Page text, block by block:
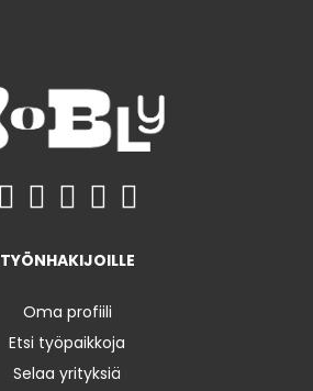
TYÖNHAKIJOILLE
Oma profiili
Etsi työpaikkoja
Selaa yrityksiä